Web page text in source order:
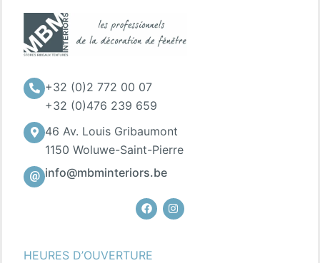
+32 (0)2 772 00 07
+32 (0)476 239 659
46 Av. Louis Gribaumont
1150 Woluwe-Saint-Pierre
info@mbminteriors.be
FacebookInstagram
HEURES D’OUVERTURE